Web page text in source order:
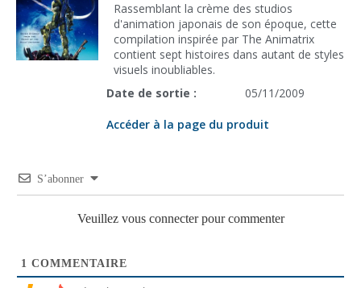
Rassemblant la crème des studios
d'animation japonais de son époque, cette
compilation inspirée par The Animatrix
contient sept histoires dans autant de styles
visuels inoubliables.
Date de sortie :
05/11/2009
Accéder à la page du produit
S’abonner
Veuillez vous connecter pour commenter
1 COMMENTAIRE